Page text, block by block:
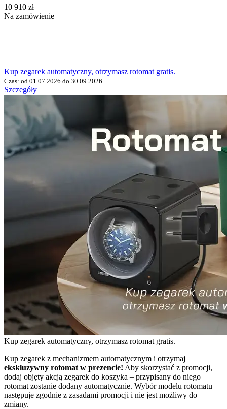
‍10 910‍ zł
Na zamówienie
Kup zegarek automatyczny, otrzymasz rotomat gratis.
Czas: od 01.07.2026 do 30.09.2026
Szczegóły
Kup zegarek automatyczny, otrzymasz rotomat gratis.
Kup zegarek z mechanizmem automatycznym i otrzymaj
ekskluzywny rotomat w prezencie! Aby skorzystać z promocji,
dodaj objęty akcją zegarek do koszyka – przypisany do niego
rotomat zostanie dodany automatycznie. Wybór modelu rotomatu
następuje zgodnie z zasadami promocji i nie jest możliwy do
zmiany.